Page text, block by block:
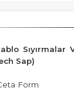
Sıyırmalar
Sap)
Form